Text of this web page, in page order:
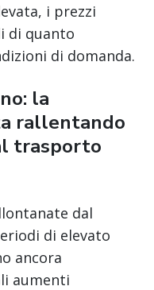
i prezzi
di quanto
di domanda.
la
rallentando
trasporto
dal
di elevato
ancora
aumenti